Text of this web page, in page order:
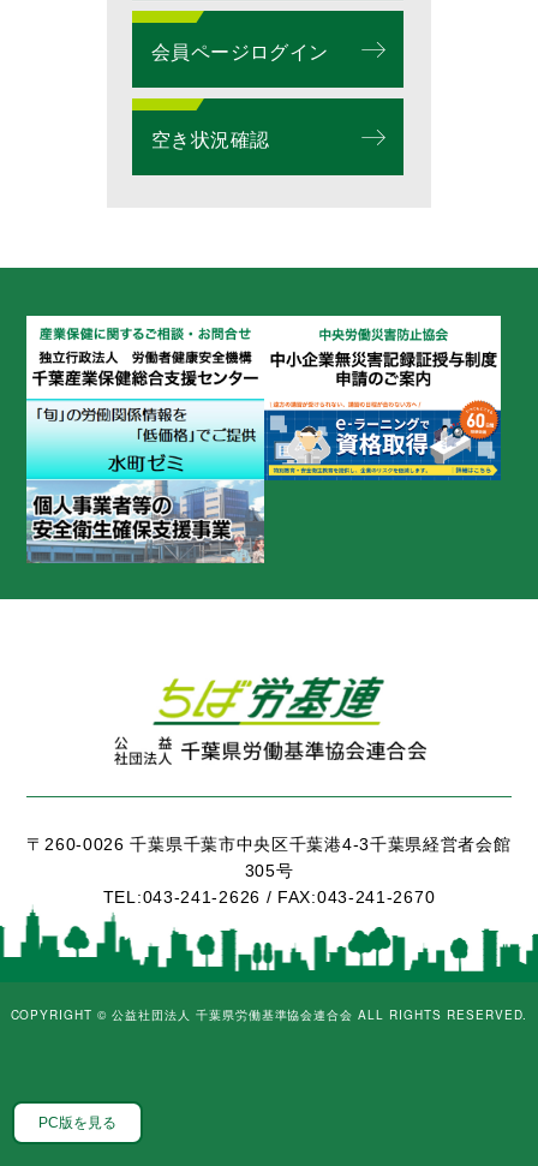
会員ページログイン
空き状況確認
〒260-0026 千葉県千葉市中央区千葉港4-3千葉県経営者会館
305号
TEL:043-241-2626 / FAX:043-241-2670
COPYRIGHT ©公益社団法人 千葉県労働基準協会連合会 ALL RIGHTS RESERVED.
PC版を見る